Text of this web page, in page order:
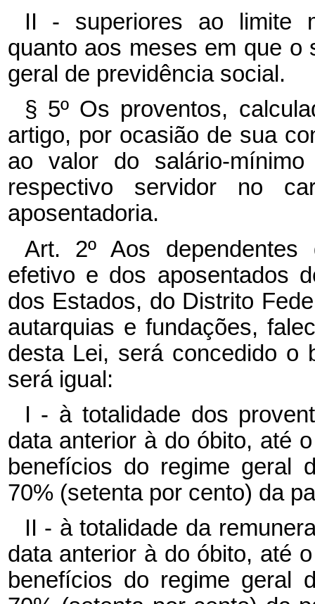
II - superiores ao limite
quanto aos meses em que o
geral de previdência social.
§ 5º Os proventos,
artigo, por ocasião de sua
ao valor do salário-
respectivo servidor no
aposentadoria.
Art. 2º Aos
efetivo e dos aposentados
dos Estados, do Distrito
autarquias e fundações,
desta Lei, será concedido o
será igual:
I - à totalidade dos
data anterior à do óbito, até
benefícios do regime geral
70% (setenta por cento) da
II - à totalidade da
data anterior à do óbito, até
benefícios do regime geral